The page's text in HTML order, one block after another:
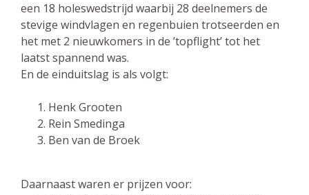
een 18 holeswedstrijd waarbij 28 deelnemers de
stevige windvlagen en regenbuien trotseerden en
het met 2 nieuwkomers in de ’topflight’ tot het
laatst spannend was.
En de einduitslag is als volgt:
Henk Grooten
Rein Smedinga
Ben van de Broek
Daarnaast waren er prijzen voor: